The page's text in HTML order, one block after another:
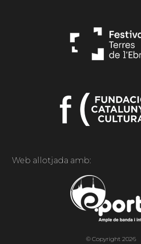
Web allotjada amb:
© Copyright 2026